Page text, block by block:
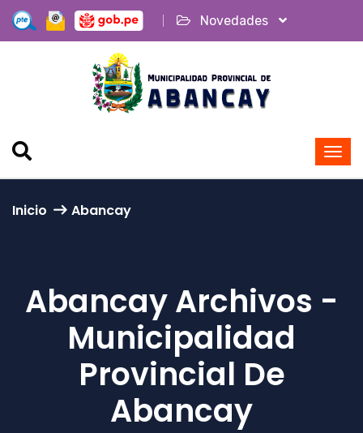
Novedades
Inicio Abancay
Abancay Archivos -
Municipalidad
Provincial De
Abancay